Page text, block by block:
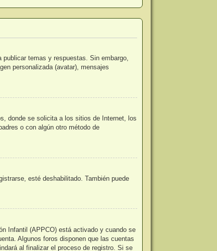
temas y respuestas. Sin embargo,
personalizada (avatar), mensajes
donde se solicita a los sitios de Internet, los
o con algún otro método de
esté deshabilitado. También puede
Infantil (APPCO) está activado y cuando se
Algunos foros disponen que las cuentas
al finalizar el proceso de registro. Si se